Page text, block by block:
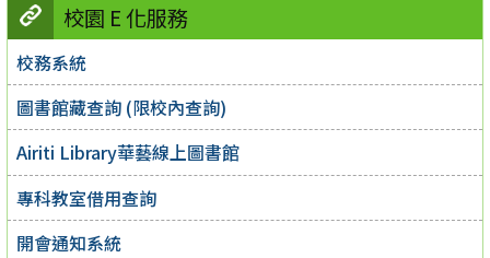
校園 E 化服務
校務系統
圖書館藏查詢 (限校內查詢)
Airiti Library華藝線上圖書館
專科教室借用查詢
開會通知系統